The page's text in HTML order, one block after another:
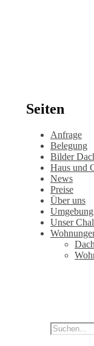
Seiten
Anfrage
Belegung
Bilder
Haus und
News
Preise
Über uns
Umgebung
Unser